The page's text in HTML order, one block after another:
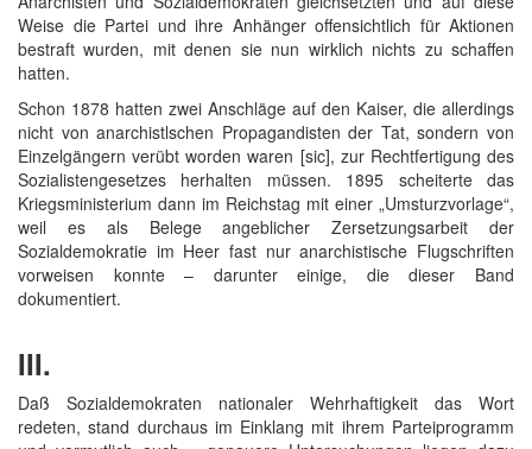
Weise die Partei und ihre Anhänger offensichtlich für Aktionen
bestraft wurden, mit denen sie nun wirklich nichts zu schaffen
hatten.
Schon 1878 hatten zwei Anschläge auf den Kaiser, die allerdings
nicht von anarchistlschen Propagandisten der Tat, sondern von
Einzelgängern verübt worden waren [sic], zur Rechtfertigung des
Sozialistengesetzes herhalten müssen. 1895 scheiterte das
Kriegsministerium dann im Reichstag mit einer „Umsturzvorlage“,
weil es als Belege angeblicher Zersetzungsarbeit der
Sozialdemokratie im Heer fast nur anarchistische Flugschriften
vorweisen konnte – darunter einige, die dieser Band
dokumentiert.
III.
Daß Sozialdemokraten nationaler Wehrhaftigkeit das Wort
redeten, stand durchaus im Einklang mit ihrem Parteiprogramm